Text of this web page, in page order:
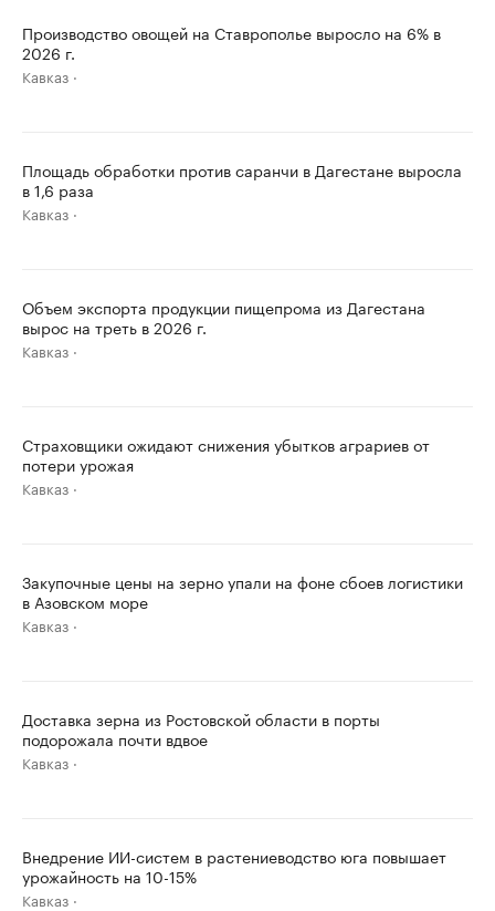
Производство овощей на Ставрополье выросло на 6% в
2026 г.
Кавказ
Площадь обработки против саранчи в Дагестане выросла
в 1,6 раза
Кавказ
Объем экспорта продукции пищепрома из Дагестана
вырос на треть в 2026 г.
Кавказ
Страховщики ожидают снижения убытков аграриев от
потери урожая
Кавказ
Закупочные цены на зерно упали на фоне сбоев логистики
в Азовском море
Кавказ
Доставка зерна из Ростовской области в порты
подорожала почти вдвое
Кавказ
Внедрение ИИ-систем в растениеводство юга повышает
урожайность на 10-15%
Кавказ